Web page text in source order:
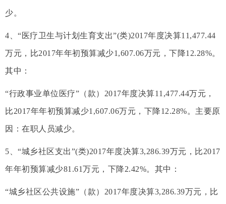
少。
4、“医疗卫生与计划生育支出”(类)2017年度决算11,477.44
万元，比2017年年初预算减少1,607.06万元，下降12.28%。
其中：
“行政事业单位医疗”（款）2017年度决算11,477.44万元，
比2017年年初预算减少1,607.06万元，下降12.28%。主要原
因：在职人员减少。
5、“城乡社区支出”(类)2017年度决算3,286.39万元，比2017
年年初预算减少81.61万元，下降2.42%。其中：
“城乡社区公共设施”（款）2017年度决算3,286.39万元，比